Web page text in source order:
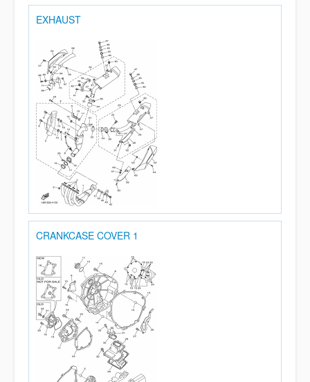
EXHAUST
CRANKCASE COVER 1